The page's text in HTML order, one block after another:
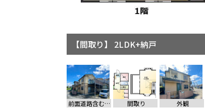
【間取り】 2LDK+納戸
前面道路含む現地写真 間取り 外観